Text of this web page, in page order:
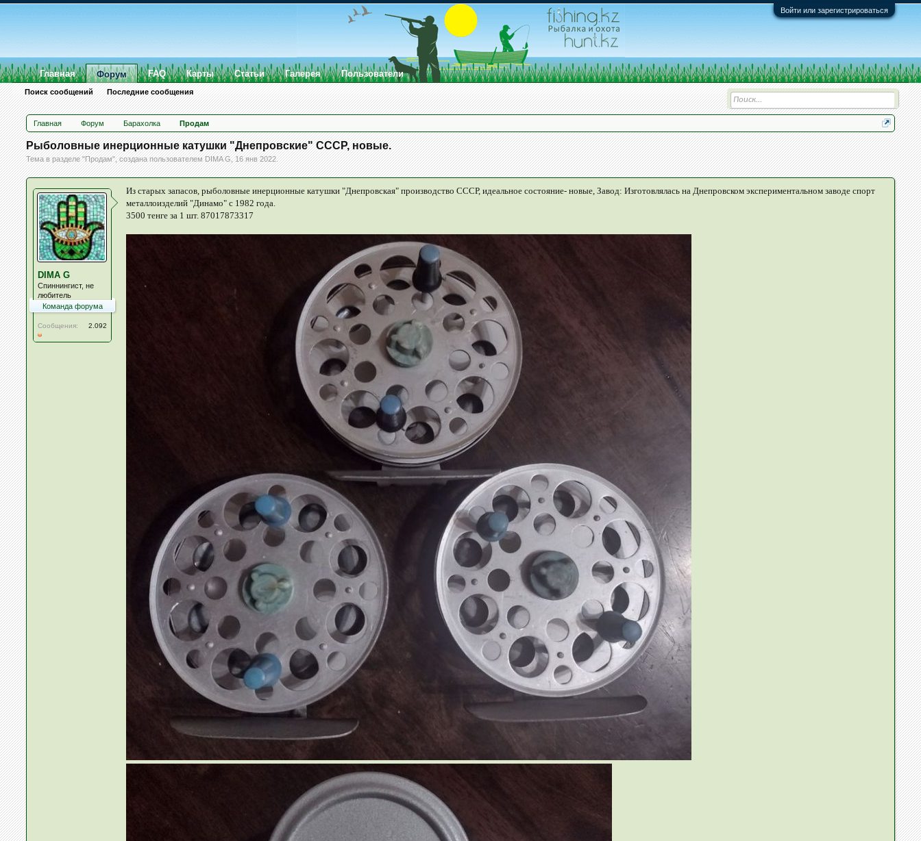
Войти или зарегистрироваться
Главная Форум Барахолка Продам
Рыболовные инерционные катушки "Днепровские" СССР, новые.
Тема в разделе "Продам", создана пользователемDIMA G,16 янв 2022.
DIMA G
Спиннингист, не
любитель
Команда форума
Сообщения: 2.092
Из старых запасов, рыболовные инерционные катушки "Днепровская" производство СССР, идеальное состояние- новые, Завод: Изготовлялась на Днепровском экспериментальном заводе спорт
металлоизделий "Динамо" с 1982 года.
3500 тенге за 1 шт. 87017873317
Главная Форум
Поиск сообщений Последние сообщения
FAQ Карты Статьи Галерея Пользователи